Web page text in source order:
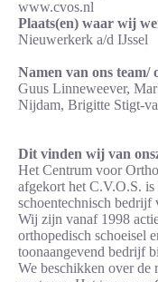
www.cvos.nl
Plaats(en) waar wij
Nieuwerkerk a/d IJssel
Namen van ons team/
Guus Linneweever,
Nijdam, Brigitte Stigt-
Dit vinden wij van
Het Centrum voor
afgekort het C.V.O.S. is
schoentechnisch bedrijf
Wij zijn vanaf 1998
orthopedisch schoeisel
toonaangevend bedrijf
We beschikken over de